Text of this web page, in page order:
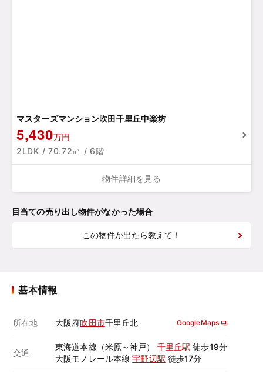
マスターズマンション吹田千里丘中楽坊
5,430万円
2LDK / 70.72㎡ / 6階
物件詳細を見る
目当ての売り出し物件がなかった場合
この物件が出たら教えて！
基本情報
所在地 大阪府吹田市千里丘北 GoogleMaps
交通
東海道本線（米原～神戸） 千里丘駅 徒歩19分
大阪モノレール本線宇野辺駅 徒歩17分